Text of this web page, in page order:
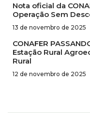
Nota oficial da
Operação Sem
13 de novembro de 2025
CONAFER
Estação Rural
Rural
12 de novembro de 2025